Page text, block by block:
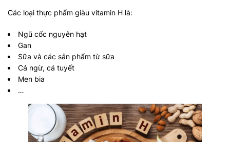
Các loại thực phẩm giàu vitamin H là:
Ngũ cốc nguyên hạt
Gan
Sữa và các sản phẩm từ sữa
Cá ngừ, cá tuyết
Men bia
…